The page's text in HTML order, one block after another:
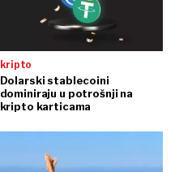
kripto
Dolarski stablecoini
dominiraju u potrošnji na
kripto karticama